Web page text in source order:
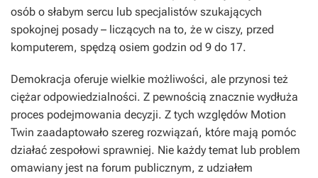
osób o słabym sercu lub specjalistów szukających
spokojnej posady – liczących na to, że w ciszy, przed
komputerem, spędzą osiem godzin od 9 do 17.
Demokracja oferuje wielkie możliwości, ale przynosi też
ciężar odpowiedzialności. Z pewnością znacznie wydłuża
proces podejmowania decyzji. Z tych względów Motion
Twin zaadaptowało szereg rozwiązań, które mają pomóc
działać zespołowi sprawniej. Nie każdy temat lub problem
omawiany jest na forum publicznym, z udziałem